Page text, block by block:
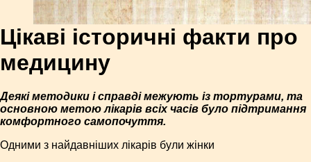
Цікаві історичні факти про
медицину
Деякі методики і справді межують із тортурами, та
основною метою лікарів всіх часів було підтримання
комфортного самопочуття.
Одними з найдавніших лікарів були жінки